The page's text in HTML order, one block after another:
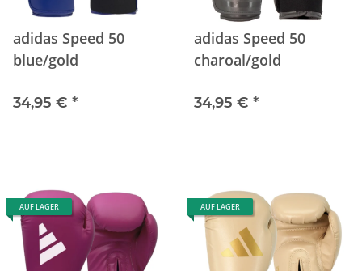
adidas Speed 50
blue/gold
34,95 € *
adidas Speed 50
charoal/gold
34,95 € *
AUF LAGER AUF LAGER